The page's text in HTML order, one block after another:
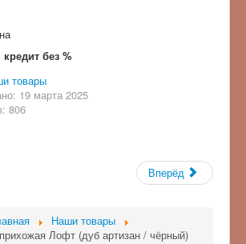
без %
товары
19 марта 2025
806
Вперёд
Наши товары
Лофт (дуб артизан / чёрный)